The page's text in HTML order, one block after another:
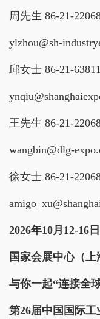
周先生 86-21-
ylzhou@sh-
邱女士 86-21-
王先生 86-21-
wangbin@dlg-
徐女士 86-21-
2026年10月12-16日
国家会展中心（上
与你一起“连接全
第26届中国国际工